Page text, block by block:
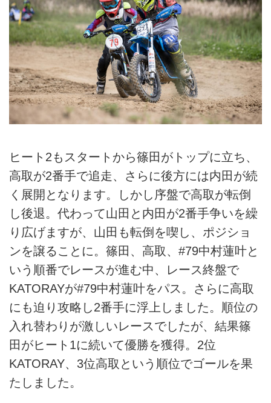
ヒート2もスタートから篠田がトップに立ち、
高取が2番手で追走、さらに後方には内田が続
く展開となります。しかし序盤で高取が転倒
し後退。代わって山田と内田が2番手争いを繰
り広げますが、山田も転倒を喫し、ポジショ
ンを譲ることに。篠田、高取、#79中村蓮叶と
いう順番でレースが進む中、レース終盤で
KATORAYが#79中村蓮叶をパス。さらに高取
にも迫り攻略し2番手に浮上しました。順位の
入れ替わりが激しいレースでしたが、結果篠
田がヒート1に続いて優勝を獲得。2位
KATORAY、3位高取という順位でゴールを果
たしました。